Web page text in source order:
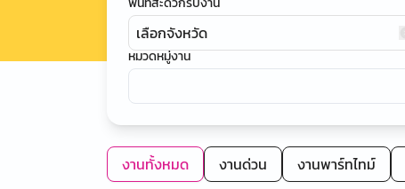
เลือกจังหวัด
หมวดหมู่งาน
งานทั้งหมด งานด่วน งานพาร์ทไทม์